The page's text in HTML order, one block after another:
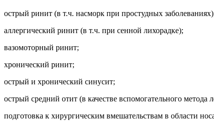
острый ринит (в т.ч. насморк при простудных
аллергический ринит (в т.ч. при сенной лихорадке);
вазомоторный ринит;
хронический ринит;
острый и хронический синусит;
острый средний отит (в качестве вспомогательного метода
подготовка к хирургическим вмешательствам в области